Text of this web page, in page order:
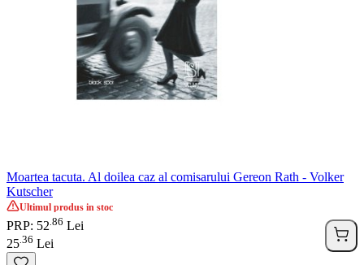
Moartea tacuta. Al doilea caz al comisarului Gereon Rath - Volker
Kutscher
Ultimul produs in stoc
PRP: 52 86 Lei
25 36 Lei